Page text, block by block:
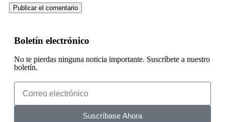
Boletín electrónico
No te pierdas ninguna noticia importante. Suscríbete a nuestro
boletín.
Suscríbase Ahora